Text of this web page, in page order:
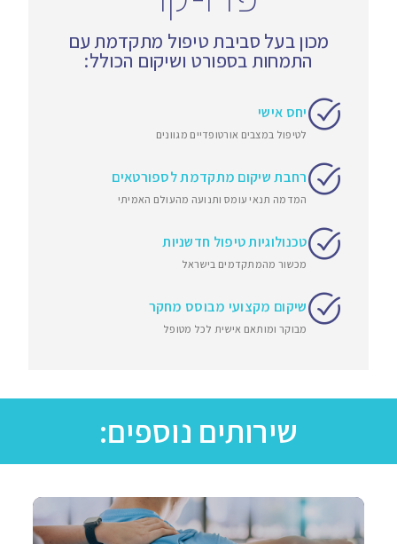
מכון בעל סביבת טיפול מתקדמת עם
התמחות בספורט ושיקום הכולל:
יחס אישי
לטיפול במצבים אורטופדיים מגוונים
רחבת שיקום מתקדמת לספורטאים
המדמה תנאי עומס ותנועה מהעולם האמיתי
טכנולוגיות טיפול חדשניות
מכשור מהמתקדמים בישראל
שיקום מקצועי מבוסס מחקר
מבוקר ומותאם אישית לכל מטופל
שירותים נוספים: